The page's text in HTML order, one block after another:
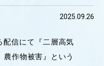
企業・
OPEN CAMPUS
オープンキャンパス
2025.09.26
配信にて『二層高気
作物被害』という